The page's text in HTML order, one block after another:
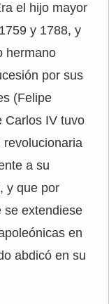
el hijo mayor
y 1788, y
hermano
por sus
(Felipe
Carlos IV tuvo
revolucionaria
a su
y que por
se extendiese
en
abdicó en su